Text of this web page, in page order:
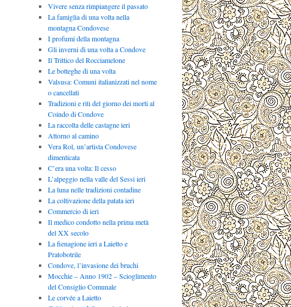
Vivere senza rimpiangere il passato
La famiglia di una volta nella
montagna Condovese
I profumi della montagna
Gli inverni di una volta a Condove
Il Trittico del Rocciamelone
Le botteghe di una volta
Valsusa: Comuni italianizzati nel nome
o cancellati
Tradizioni e riti del giorno dei morti al
Coindo di Condove
La raccolta delle castagne ieri
Attorno al camino
Vera Rol, un’artista Condovese
dimenticata
C’era una volta: Il cesso
L’alpeggio nella valle del Sessi ieri
La luna nelle tradizioni contadine
La coltivazione della patata ieri
Commercio di ieri
Il medico condotto nella prima metà
del XX secolo
La fienagione ieri a Laietto e
Pratobotrile
Condove, l’invasione dei bruchi
Mocchie – Anno 1902 – Scioglimento
del Consiglio Comunale
Le corvée a Laietto